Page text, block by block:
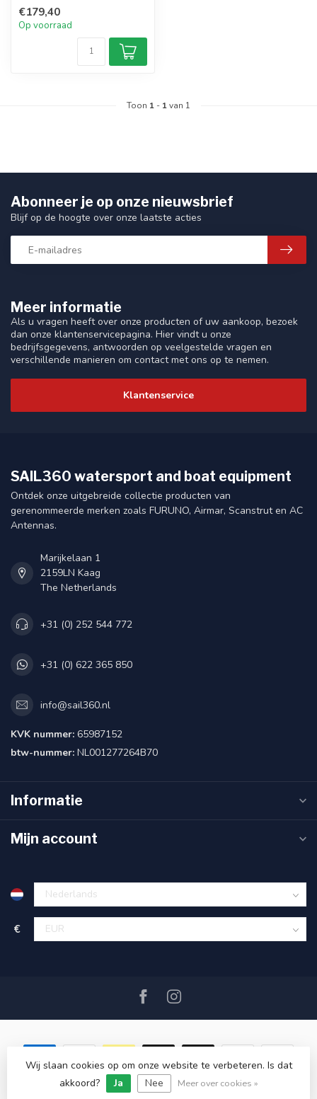
zwart, MIL-C-1...
€179,40
Op voorraad
Toon 1 - 1van 1
Meer informatie
Als u vragen heeft over onze producten of uw aankoop, bezoek
dan onze klantenservicepagina. Hier vindt u onze
bedrijfsgegevens, antwoorden op veelgestelde vragen en
verschillende manieren om contact met ons op te nemen.
Klantenservice
Abonneer je op onze nieuwsbrief
Blijf op de hoogte over onze laatste acties
SAIL360 watersport and boat equipment
Ontdek onze uitgebreide collectie producten van
gerenommeerde merken zoals FURUNO, Airmar, Scanstrut en AC
Antennas.
Marijkelaan 1
2159LN Kaag
The Netherlands
+31 (0) 252 544 772
+31 (0) 622 365 850
info@sail360.nl
KVK nummer: 65987152
btw-nummer: NL001277264B70
Informatie
Mijn account
€
© Copyright 2026 SAIL360 watersport and boat equipment
Wij slaan cookies op om onze website te verbeteren. Is dat
akkoord?
Ja Nee Meer over cookies »